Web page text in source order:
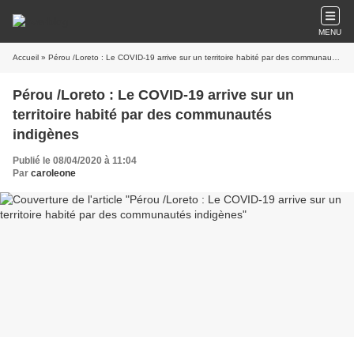
MENU
Accueil » Pérou /Loreto : Le COVID-19 arrive sur un territoire habité par des communautés indigènes
Pérou /Loreto : Le COVID-19 arrive sur un
territoire habité par des communautés
indigènes
Publié le 08/04/2020 à 11:04
Par caroleone